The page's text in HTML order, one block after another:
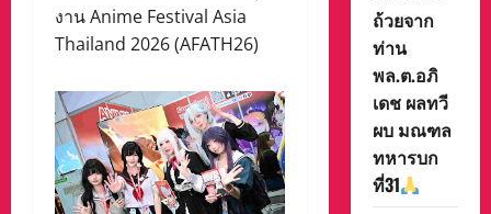
งาน Anime Festival Asia
Thailand 2026 (AFATH26)
ถ้วยจาก
ท่าน
พล.ต.อภิ
เดช ผลทวี
ผบ มณฑล
ทหารบก
ที่31